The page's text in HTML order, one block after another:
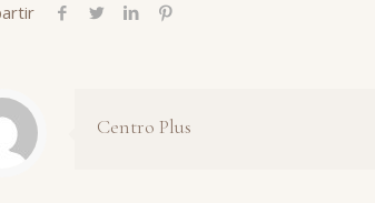
Centro Plus